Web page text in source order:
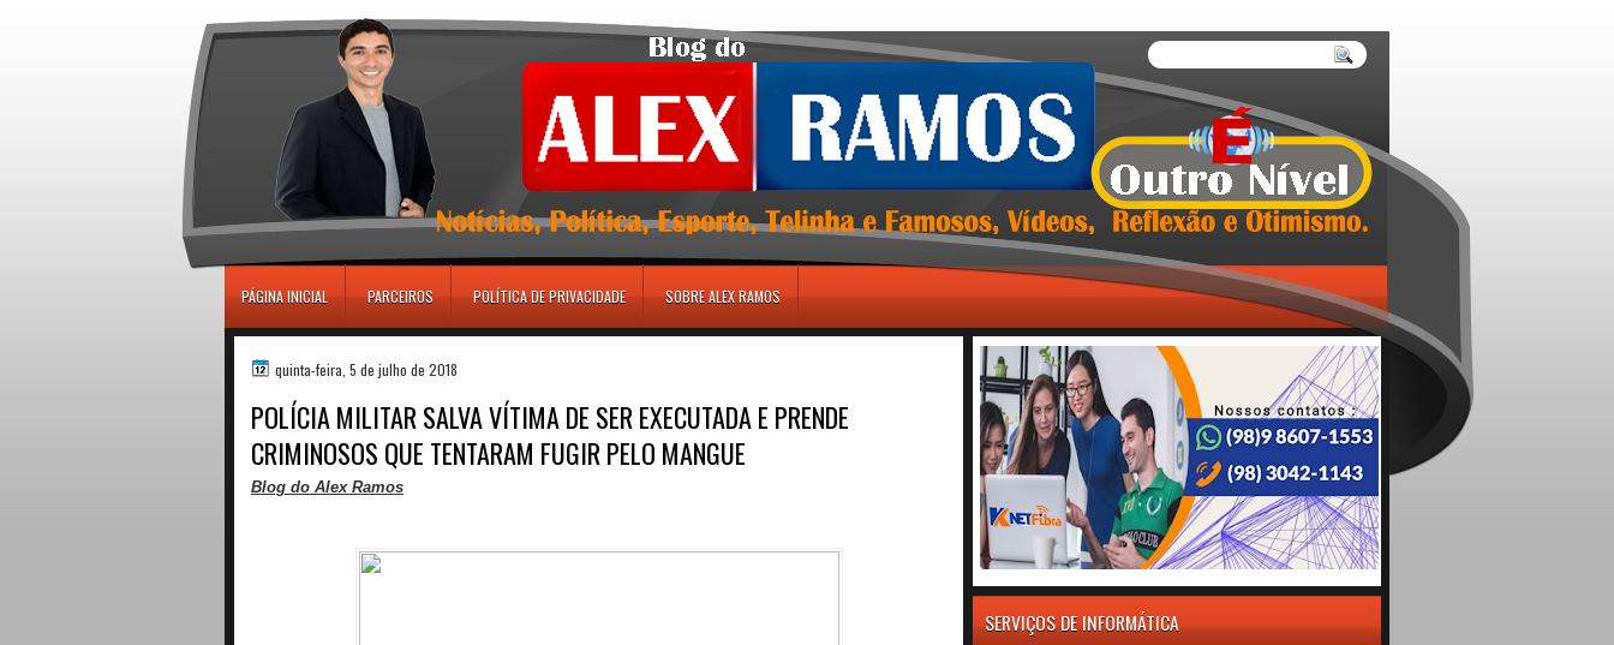
PÁGINA INICIAL PARCEIROS POLÍTICA DE PRIVACIDADE SOBRE ALEX RAMOS
quinta-feira, 5 de julho de 2018
POLÍCIA MILITAR SALVA VÍTIMA DE SER EXECUTADA E PRENDE
CRIMINOSOS QUE TENTARAM FUGIR PELO MANGUE
Blog do Alex Ramos
SERVIÇOS DE INFORMÁTICA